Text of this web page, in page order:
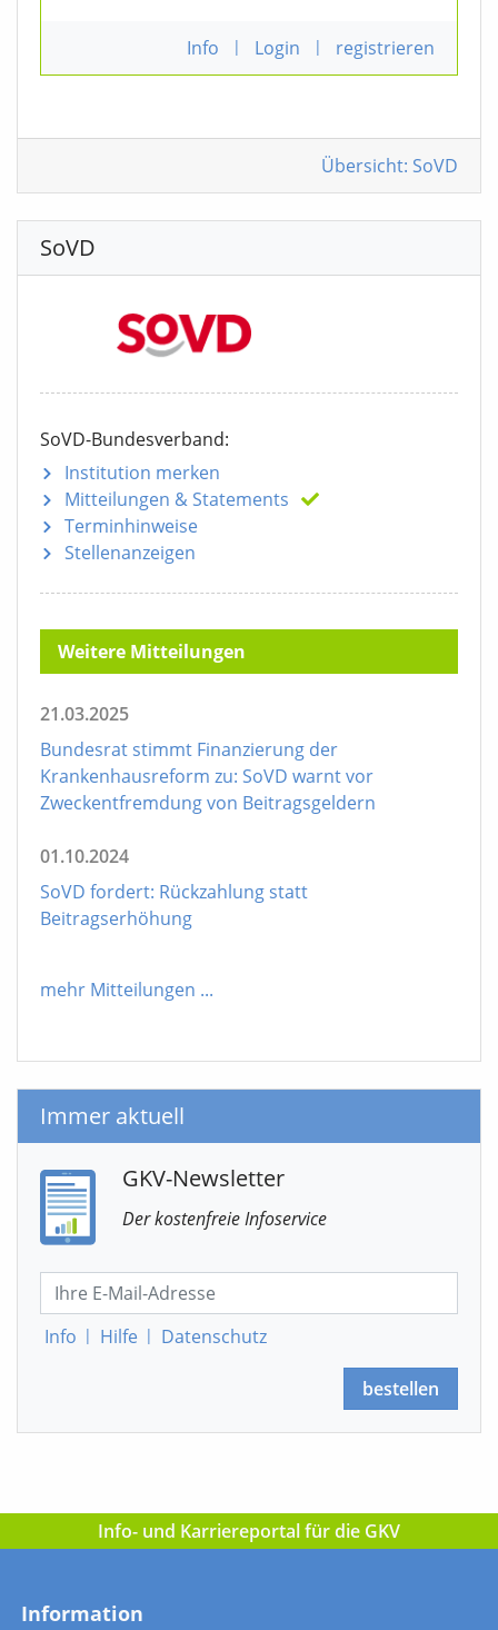
Info | Login | registrieren
Übersicht: SoVD
SoVD
SoVD-Bundesverband:
Institution merken
Mitteilungen & Statements
Terminhinweise
Stellenanzeigen
Weitere Mitteilungen
21.03.2025
Bundesrat stimmt Finanzierung der
Krankenhausreform zu: SoVD warnt vor
Zweckentfremdung von Beitragsgeldern
01.10.2024
SoVD fordert: Rückzahlung statt
Beitragserhöhung
mehr Mitteilungen ...
Immer aktuell
GKV-Newsletter
Der kostenfreie Infoservice
Info | Hilfe | Datenschutz
bestellen
Info- und Karriereportal für die GKV
Information